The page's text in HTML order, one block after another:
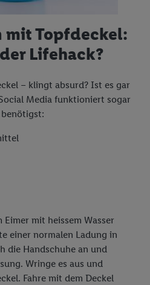
mit Topfdeckel:
Lifehack?
– klingt absurd? Ist es gar
Media funktioniert sogar
Eimer mit heissem Wasser
einer normalen Ladung in
die Handschuhe an und
Wringe es aus und
Fahre mit dem Deckel